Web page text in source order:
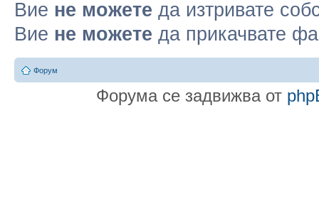
Вие не можете да изтривате
Вие не можете да прикачвате
Форум
Форума се задвижва от